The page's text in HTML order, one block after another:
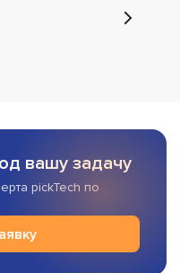
вашу задачу
pickTech по